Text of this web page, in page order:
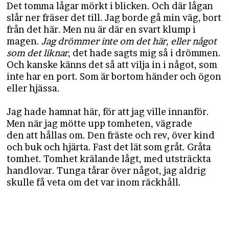
Det tomma lågar mörkt i blicken. Och där lågan
slår ner fräser det till. Jag borde gå min väg, bort
från det här. Men nu är där en svart klump i
magen. Jag drömmer inte om det här, eller något
som det liknar, det hade sagts mig så i drömmen.
Och kanske känns det så att vilja in i något, som
inte har en port. Som är bortom händer och ögon
eller hjässa.
Jag hade hamnat här, för att jag ville innanför.
Men när jag mötte upp tomheten, vägrade
den att hållas om. Den fräste och rev, över kind
och buk och hjärta. Fast det lät som gråt. Gråta
tomhet. Tomhet krälande lågt, med utsträckta
handlovar. Tunga tårar över något, jag aldrig
skulle få veta om det var inom räckhåll.